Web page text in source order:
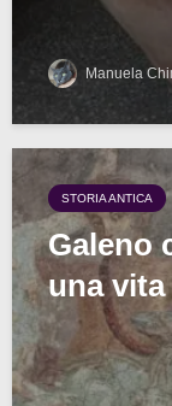
Manuela
STORIA ANTICA
Galeno
una vita